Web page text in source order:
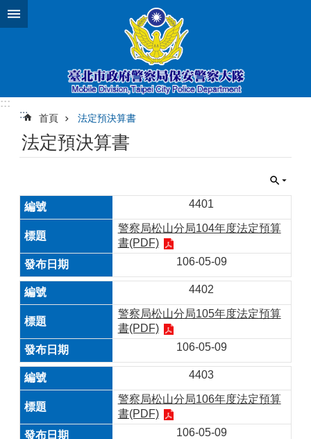
跳到主要內容區塊
:::
:::
首頁 法定預決算書
法定預決算書
4401
警察局松山分局104年度法定預算
書(PDF)
106-05-09
4402
警察局松山分局105年度法定預算
書(PDF)
106-05-09
4403
警察局松山分局106年度法定預算
書(PDF)
106-05-09